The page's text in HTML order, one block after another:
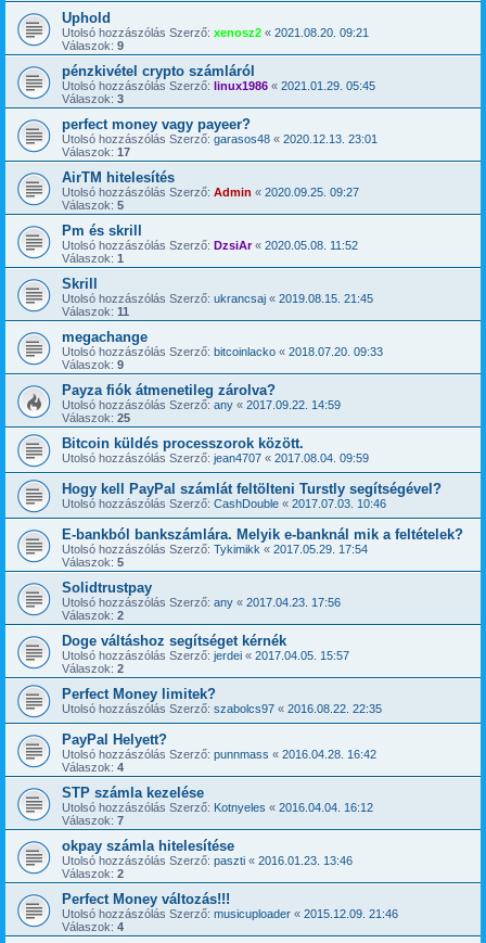
Uphold
Utolsó hozzászólás Szerző: xenosz2 « 2021.08.20. 09:21
Válaszok: 9
pénzkivétel crypto számláról
Utolsó hozzászólás Szerző: linux1986 « 2021.01.29. 05:45
Válaszok: 3
perfect money vagy payeer?
Utolsó hozzászólás Szerző: garasos48 « 2020.12.13. 23:01
Válaszok: 17
AirTM hitelesítés
Utolsó hozzászólás Szerző: Admin « 2020.09.25. 09:27
Válaszok: 5
Pm és skrill
Utolsó hozzászólás Szerző: DzsiAr« 2020.05.08. 11:52
Válaszok: 1
Skrill
Utolsó hozzászólás Szerző: ukrancsaj « 2019.08.15. 21:45
Válaszok: 11
megachange
Utolsó hozzászólás Szerző: bitcoinlacko « 2018.07.20. 09:33
Válaszok: 9
Payza fiók átmenetileg zárolva?
Utolsó hozzászólás Szerző: any « 2017.09.22. 14:59
Válaszok: 25
Bitcoin küldés processzorok között.
Utolsó hozzászólás Szerző: jean4707 « 2017.08.04. 09:59
Hogy kell PayPal számlát feltölteni Turstly segítségével?
Utolsó hozzászólás Szerző: CashDouble « 2017.07.03. 10:46
E-bankból bankszámlára. Melyik e-banknál mik a feltételek?
Utolsó hozzászólás Szerző: Tykimikk « 2017.05.29. 17:54
Válaszok: 5
Solidtrustpay
Utolsó hozzászólás Szerző: any « 2017.04.23. 17:56
Válaszok: 2
Doge váltáshoz segítséget kérnék
Utolsó hozzászólás Szerző: jerdei « 2017.04.05. 15:57
Válaszok: 2
Perfect Money limitek?
Utolsó hozzászólás Szerző: szabolcs97 « 2016.08.22. 22:35
PayPal Helyett?
Utolsó hozzászólás Szerző: punnmass « 2016.04.28. 16:42
Válaszok: 4
STP számla kezelése
Utolsó hozzászólás Szerző: Kotnyeles « 2016.04.04. 16:12
Válaszok: 7
okpay számla hitelesítése
Utolsó hozzászólás Szerző: paszti « 2016.01.23. 13:46
Válaszok: 2
Perfect Money változás!!!
Utolsó hozzászólás Szerző: musicuploader « 2015.12.09. 21:46
Válaszok: 4